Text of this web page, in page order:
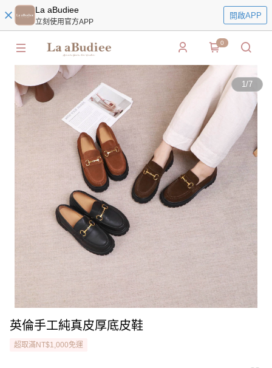
La aBudiee
立刻使用官方APP
開啟APP
0
1/7
英倫手工純真皮厚底皮鞋
超取滿NT$1,000免運